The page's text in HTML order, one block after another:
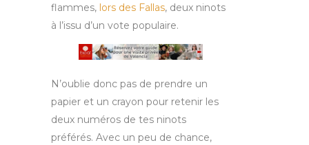
flammes, lors des Fallas, deux ninots
à l’issu d’un vote populaire.
N’oublie donc pas de prendre un
papier et un crayon pour retenir les
deux numéros de tes ninots
préférés. Avec un peu de chance,